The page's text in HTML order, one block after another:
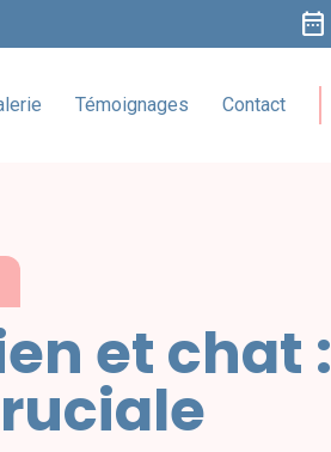
date_range
Témoignages Contact
et chat :